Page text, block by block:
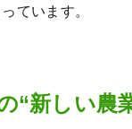
ています。
“新しい農